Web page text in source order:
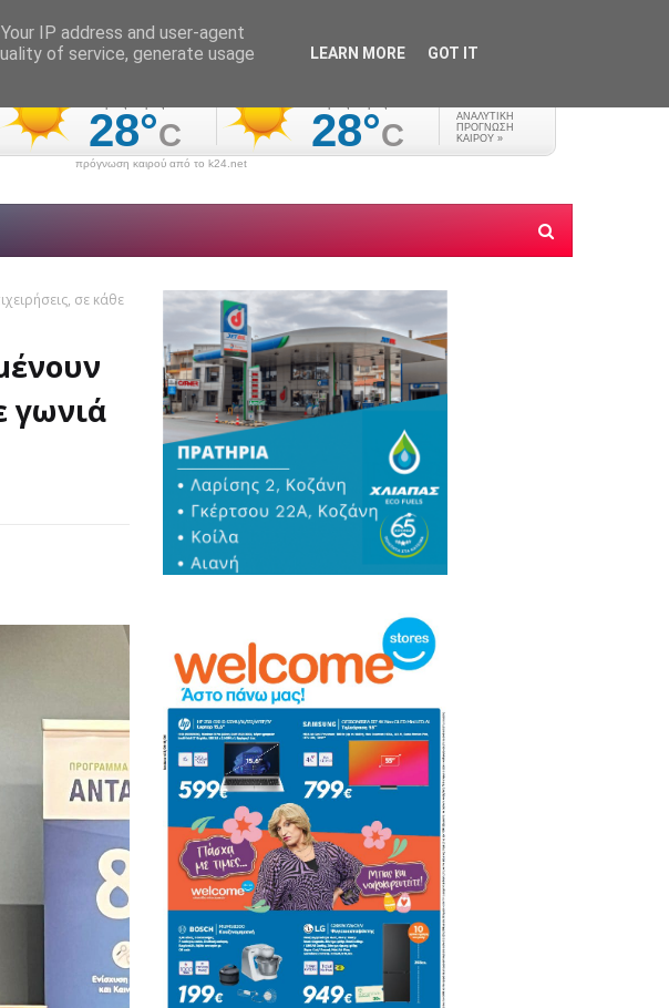
πρόγνωση καιρού από το k24.net
σε κάθε
γωνιά
IP address and user-agent
of service, generate usage
LEARN MORE GOT IT